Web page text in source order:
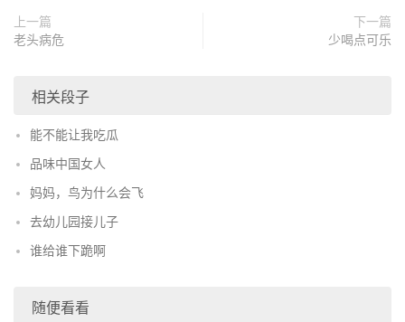
上一篇
老头病危
下一篇
少喝点可乐
相关段子
能不能让我吃瓜
品味中国女人
妈妈，鸟为什么会飞
去幼儿园接儿子
谁给谁下跪啊
随便看看